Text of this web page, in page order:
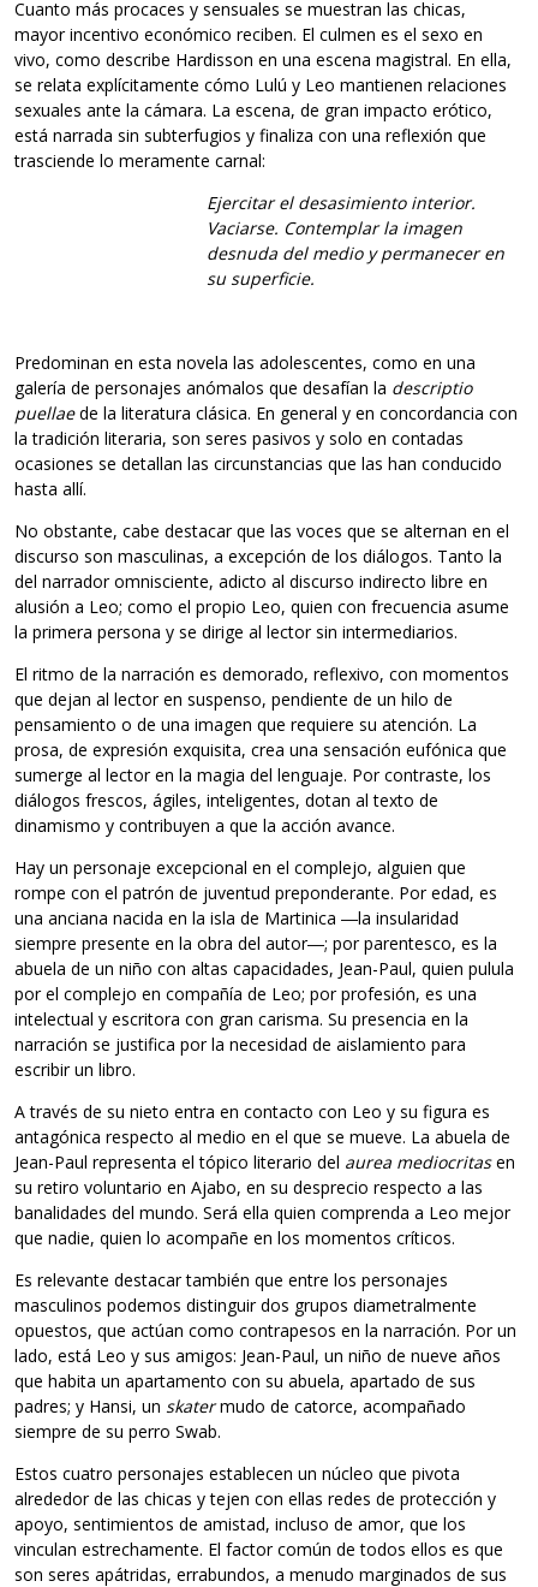
Cuanto más procaces y sensuales se muestran las chicas,
mayor incentivo económico reciben. El culmen es el sexo en
vivo, como describe Hardisson en una escena magistral. En ella,
se relata explícitamente cómo Lulú y Leo mantienen relaciones
sexuales ante la cámara. La escena, de gran impacto erótico,
está narrada sin subterfugios y finaliza con una reflexión que
trasciende lo meramente carnal:
Ejercitar el desasimiento interior.
Vaciarse. Contemplar la imagen
desnuda del medio y permanecer en
su superficie.
Predominan en esta novela las adolescentes, como en una
galería de personajes anómalos que desafían la descriptio
puellaede la literatura clásica. En general y en concordancia con
la tradición literaria, son seres pasivos y solo en contadas
ocasiones se detallan las circunstancias que las han conducido
hasta allí.
No obstante, cabe destacar que las voces que se alternan en el
discurso son masculinas, a excepción de los diálogos. Tanto la
del narrador omnisciente, adicto al discurso indirecto libre en
alusión a Leo; como el propio Leo, quien con frecuencia asume
la primera persona y se dirige al lector sin intermediarios.
El ritmo de la narración es demorado, reflexivo, con momentos
que dejan al lector en suspenso, pendiente de un hilo de
pensamiento o de una imagen que requiere su atención. La
prosa, de expresión exquisita, crea una sensación eufónica que
sumerge al lector en la magia del lenguaje. Por contraste, los
diálogos frescos, ágiles, inteligentes, dotan al texto de
dinamismo y contribuyen a que la acción avance.
Hay un personaje excepcional en el complejo, alguien que
rompe con el patrón de juventud preponderante. Por edad, es
una anciana nacida en la isla de Martinica ―la insularidad
siempre presente en la obra del autor―; por parentesco, es la
abuela de un niño con altas capacidades, Jean-Paul, quien pulula
por el complejo en compañía de Leo; por profesión, es una
intelectual y escritora con gran carisma. Su presencia en la
narración se justifica por la necesidad de aislamiento para
escribir un libro.
A través de su nieto entra en contacto con Leo y su figura es
antagónica respecto al medio en el que se mueve. La abuela de
Jean-Paul representa el tópico literario del aurea mediocritasen
su retiro voluntario en Ajabo, en su desprecio respecto a las
banalidades del mundo. Será ella quien comprenda a Leo mejor
que nadie, quien lo acompañe en los momentos críticos.
Es relevante destacar también que entre los personajes
masculinos podemos distinguir dos grupos diametralmente
opuestos, que actúan como contrapesos en la narración. Por un
lado, está Leo y sus amigos: Jean-Paul, un niño de nueve años
que habita un apartamento con su abuela, apartado de sus
padres; y Hansi, un skatermudo de catorce, acompañado
siempre de su perro Swab.
Estos cuatro personajes establecen un núcleo que pivota
alrededor de las chicas y tejen con ellas redes de protección y
apoyo, sentimientos de amistad, incluso de amor, que los
vinculan estrechamente. El factor común de todos ellos es que
son seres apátridas, errabundos, a menudo marginados de sus